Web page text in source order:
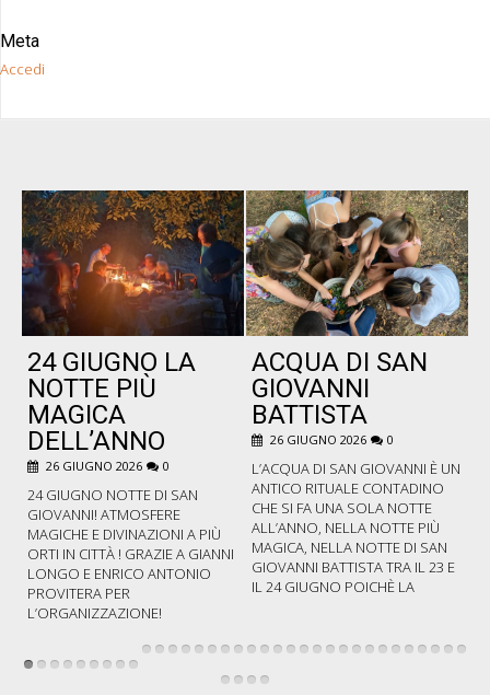
Meta
Accedi
24 GIUGNO LA
NOTTE PIÙ
MAGICA
DELL’ANNO
26 GIUGNO 2026 0
24 GIUGNO NOTTE DI SAN
GIOVANNI! ATMOSFERE
MAGICHE E DIVINAZIONI A PIÙ
ORTI IN CITTÀ ! GRAZIE A GIANNI
LONGO E ENRICO ANTONIO
PROVITERA PER
L’ORGANIZZAZIONE!
ACQUA DI SAN
GIOVANNI
BATTISTA
26 GIUGNO 2026 0
L’ACQUA DI SAN GIOVANNI È UN
ANTICO RITUALE CONTADINO
CHE SI FA UNA SOLA NOTTE
ALL’ANNO, NELLA NOTTE PIÙ
MAGICA, NELLA NOTTE DI SAN
GIOVANNI BATTISTA TRA IL 23 E
IL 24 GIUGNO POICHÈ LA